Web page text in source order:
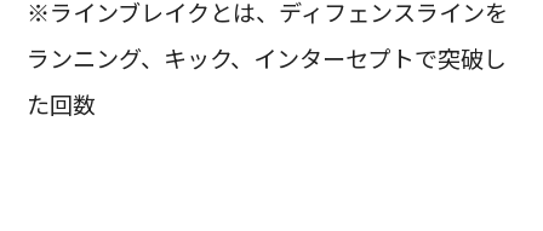
※ラインブレイクとは、ディフェンスラインを
ランニング、キック、インターセプトで突破し
た回数